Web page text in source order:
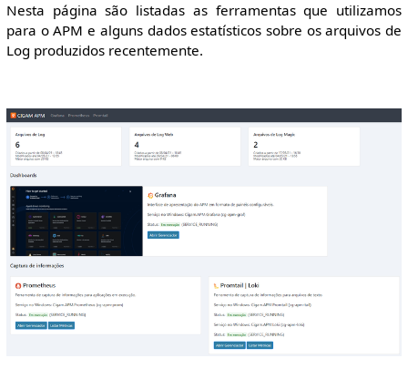
Nesta página são listadas as ferramentas que utilizamos
para o APM e alguns dados estatísticos sobre os arquivos de
Log produzidos recentemente.